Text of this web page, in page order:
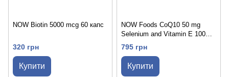
NOW Biotin 5000 mcg 60 капс
320 грн
Купити
NOW Foods CoQ10 50 mg
Selenium and Vitamin E 100
софт гелевих капсул
795 грн
Купити